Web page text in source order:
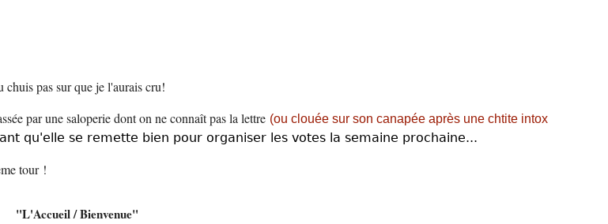
pas sur que je l'aurais cru!
par une saloperie dont on ne connaît pas la lettre (ou clouée sur son canapée après une chtite intox
qu'elle se remette bien pour organiser les votes la semaine prochaine...
tour !
"L'Accueil / Bienvenue"